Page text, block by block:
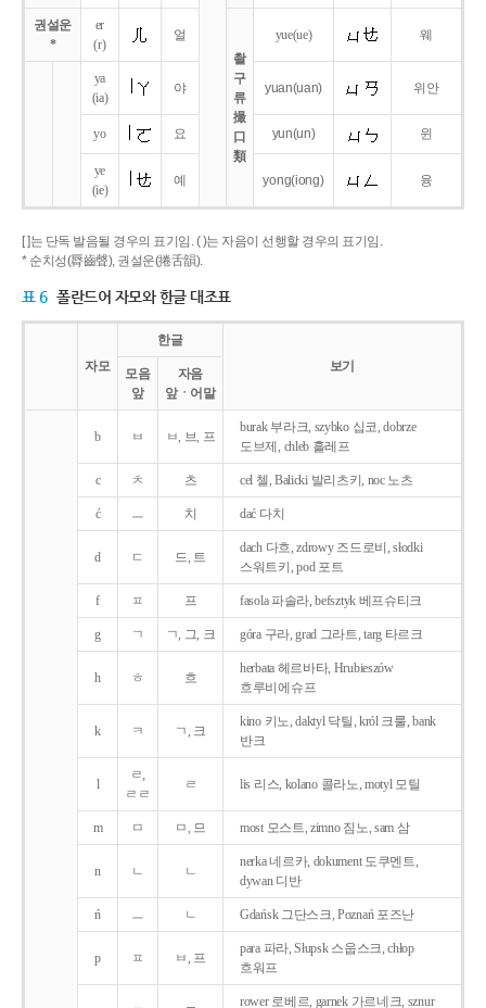
권설운
*
er
(r)
얼
촬
구
류
撮
口
類
yue(ue) 웨
ya
(ia)
야 yuan(uan) 위안
yo 요 yun(un) 윈
ye
(ie)
예 yong(iong) 융
[ ]는 단독 발음될 경우의 표기임. ( )는 자음이 선행할 경우의 표기임.
* 순치성(脣齒聲), 권설운(捲舌韻).
표 6 폴란드어 자모와 한글 대조표
자모
한글
보기
모음
앞
자음
앞ㆍ어말
b ㅂ ㅂ, 브, 프
burak 부라크, szybko 십코, dobrze
도브제, chleb 흘레프
c ㅊ 츠 cel 첼, Balicki 발리츠키, noc 노츠
ć ㅡ 치 dać 다치
d ㄷ 드, 트
dach 다흐, zdrowy 즈드로비, słodki
스워트키, pod 포트
f ㅍ 프 fasola 파솔라, befsztyk 베프슈티크
g ㄱ ㄱ, 그, 크 góra 구라, grad 그라트, targ 타르크
h ㅎ 흐
herbata 헤르바타, Hrubieszów
흐루비에슈프
k ㅋ ㄱ, 크
kino 키노, daktyl 닥틸, król 크룰, bank
반크
l
ㄹ,
ㄹㄹ
ㄹ lis 리스, kolano 콜라노, motyl 모틸
m ㅁ ㅁ, 므 most 모스트, zimno 짐노, sam 삼
n ㄴ ㄴ
nerka 네르카, dokument 도쿠멘트,
dywan 디반
ń ㅡ ㄴ Gdańsk 그단스크, Poznań 포즈난
p ㅍ ㅂ, 프
para 파라, Słupsk 스웁스크, chłop
흐워프
rower 로베르, garnek 가르네크, sznur